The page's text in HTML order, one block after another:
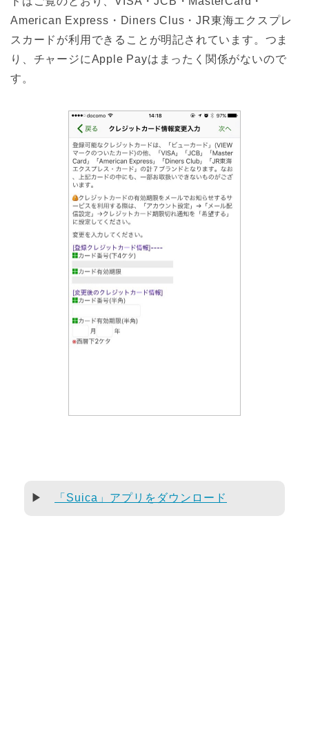
American Express・Diners Clus・JR東海エクスプレ
スカードが利用できることが明記されています。つま
り、チャージにApple Payはまったく関係がないので
す。
▶ 「Suica」アプリをダウンロード